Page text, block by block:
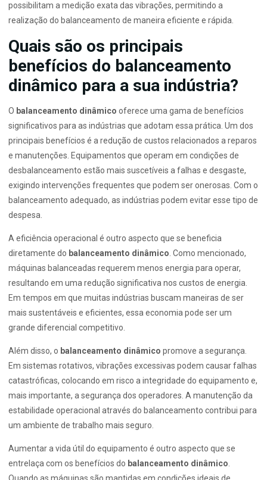
possibilitam a medição exata das vibrações, permitindo a
realização do balanceamento de maneira eficiente e rápida.
Quais são os principais
benefícios do balanceamento
dinâmico para a sua indústria?
O balanceamento dinâmico oferece uma gama de benefícios
significativos para as indústrias que adotam essa prática. Um dos
principais benefícios é a redução de custos relacionados a reparos
e manutenções. Equipamentos que operam em condições de
desbalanceamento estão mais suscetíveis a falhas e desgaste,
exigindo intervenções frequentes que podem ser onerosas. Com o
balanceamento adequado, as indústrias podem evitar esse tipo de
despesa.
A eficiência operacional é outro aspecto que se beneficia
diretamente do balanceamento dinâmico . Como mencionado,
máquinas balanceadas requerem menos energia para operar,
resultando em uma redução significativa nos custos de energia.
Em tempos em que muitas indústrias buscam maneiras de ser
mais sustentáveis e eficientes, essa economia pode ser um
grande diferencial competitivo.
Além disso, o balanceamento dinâmico promove a segurança.
Em sistemas rotativos, vibrações excessivas podem causar falhas
catastróficas, colocando em risco a integridade do equipamento e,
mais importante, a segurança dos operadores. A manutenção da
estabilidade operacional através do balanceamento contribui para
um ambiente de trabalho mais seguro.
Aumentar a vida útil do equipamento é outro aspecto que se
entrelaça com os benefícios do balanceamento dinâmico